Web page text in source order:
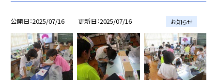
公開日 2025/07/16 更新日 2025/07/16 お知らせ